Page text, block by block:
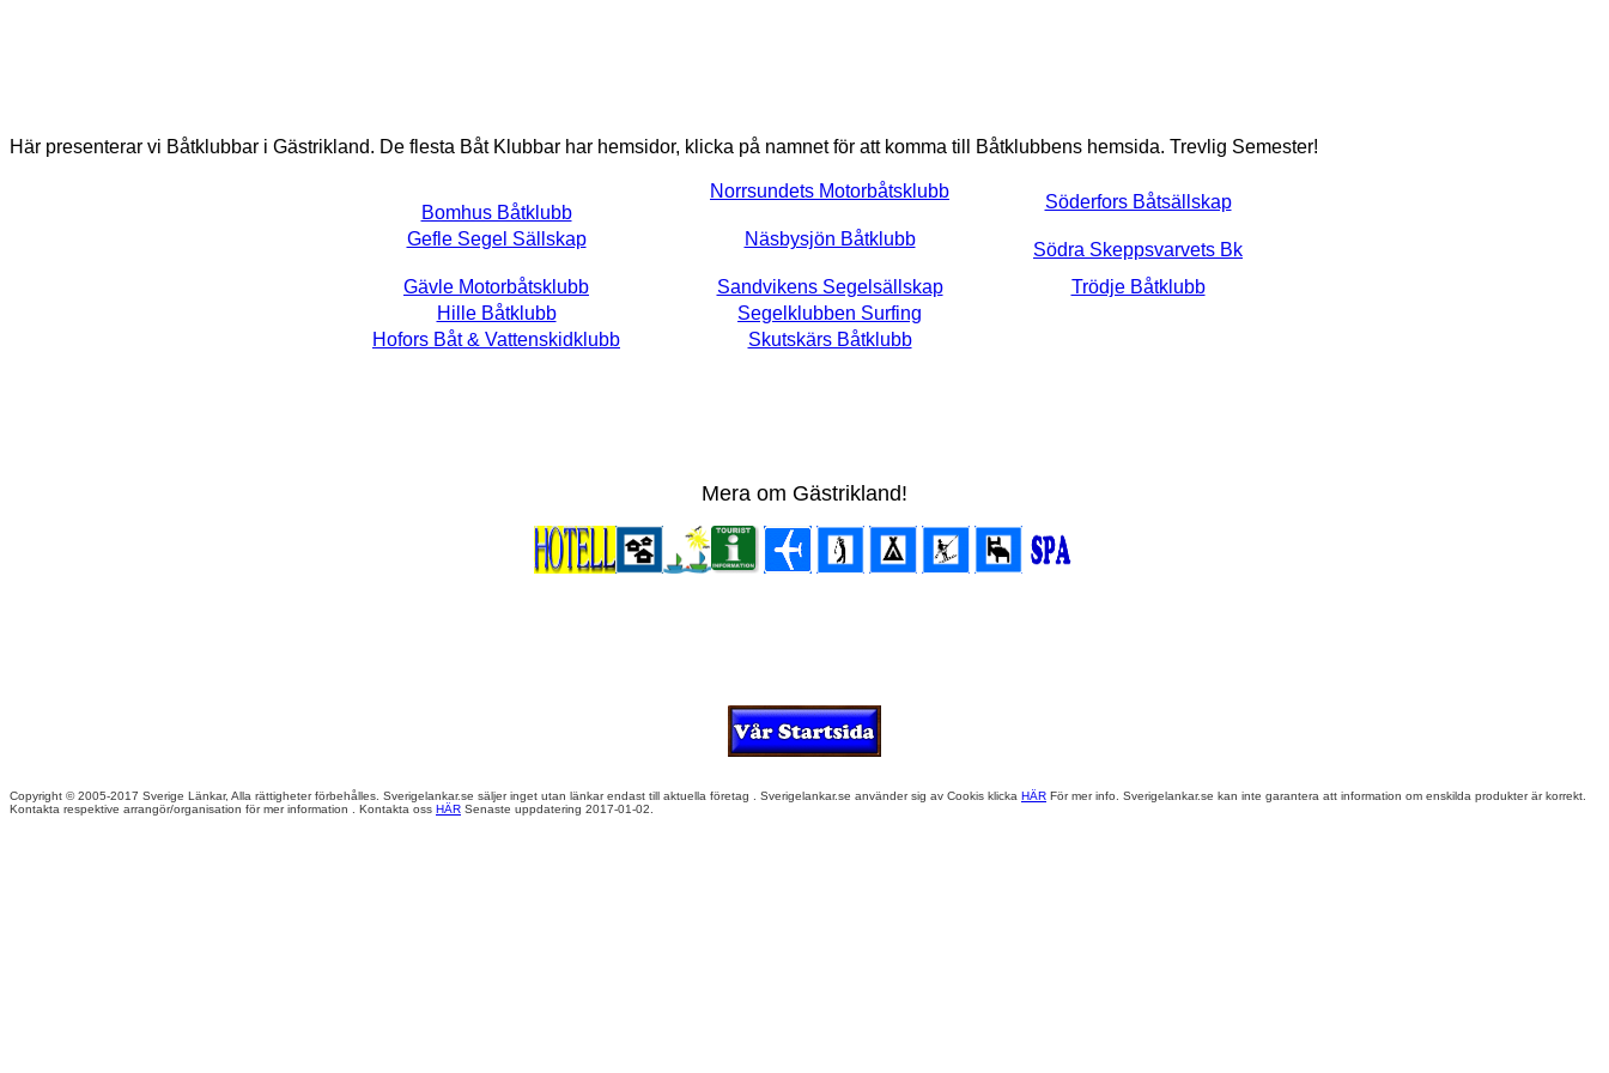
Här presenterar vi Båtklubbar i Gästrikland. De flesta Båt Klubbar har hemsidor, klicka på namnet för att komma till Båtklubbens hemsida. Trevlig Semester!
Bomhus Båtklubb
Norrsundets Motorbåtsklubb
Söderfors Båtsällskap
Gefle Segel Sällskap
Näsbysjön Båtklubb
Södra Skeppsvarvets Bk
Gävle Motorbåtsklubb
Sandvikens Segelsällskap
Trödje Båtklubb
Hille Båtklubb
Segelklubben Surfing
Hofors Båt & Vattenskidklubb
Skutskärs Båtklubb
Mera om Gästrikland!
Copyright © 2005-2017 Sverige Länkar, Alla rättigheter förbehålles. Sverigelankar.se säljer inget utan länkar endast till aktuella företag . Sverigelankar.se använder sig av Cookis klicka HÄR För mer info. Sverigelankar.se kan inte garantera att information om enskilda produkter är korrekt.
Kontakta respektive arrangör/organisation för mer information . Kontakta oss HÄR Senaste uppdatering 2017-01-02.